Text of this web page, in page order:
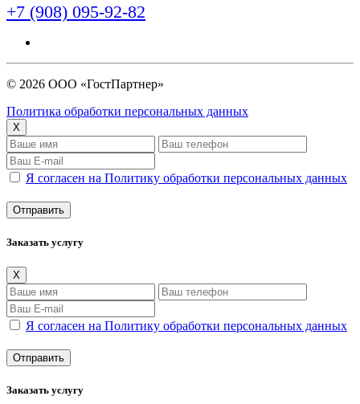
+7 (908) 095-92-82
© 2026 ООО «ГостПартнер»
Политика обработки персональных данных
X
Я согласен на Политику обработки персональных данных
Заказать услугу
X
Я согласен на Политику обработки персональных данных
Заказать услугу